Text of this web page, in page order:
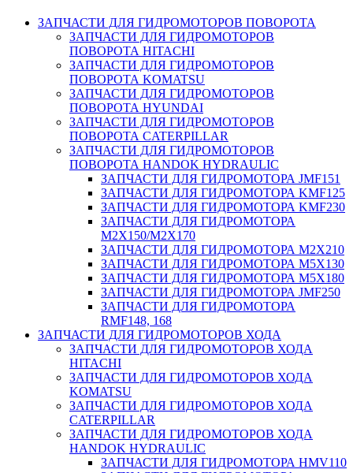
ЗАПЧАСТИ ДЛЯ ГИДРОМОТОРОВ ПОВОРОТА
ЗАПЧАСТИ ДЛЯ ГИДРОМОТОРОВ
ПОВОРОТА HITACHI
ЗАПЧАСТИ ДЛЯ ГИДРОМОТОРОВ
ПОВОРОТА KOMATSU
ЗАПЧАСТИ ДЛЯ ГИДРОМОТОРОВ
ПОВОРОТА HYUNDAI
ЗАПЧАСТИ ДЛЯ ГИДРОМОТОРОВ
ПОВОРОТА CATERPILLAR
ЗАПЧАСТИ ДЛЯ ГИДРОМОТОРОВ
ПОВОРОТА HANDOK HYDRAULIC
ЗАПЧАСТИ ДЛЯ ГИДРОМОТОРА JMF151
ЗАПЧАСТИ ДЛЯ ГИДРОМОТОРА KMF125
ЗАПЧАСТИ ДЛЯ ГИДРОМОТОРА KMF230
ЗАПЧАСТИ ДЛЯ ГИДРОМОТОРА
M2X150/M2X170
ЗАПЧАСТИ ДЛЯ ГИДРОМОТОРА M2X210
ЗАПЧАСТИ ДЛЯ ГИДРОМОТОРА M5X130
ЗАПЧАСТИ ДЛЯ ГИДРОМОТОРА M5X180
ЗАПЧАСТИ ДЛЯ ГИДРОМОТОРА JMF250
ЗАПЧАСТИ ДЛЯ ГИДРОМОТОРА
RMF148, 168
ЗАПЧАСТИ ДЛЯ ГИДРОМОТОРОВ ХОДА
ЗАПЧАСТИ ДЛЯ ГИДРОМОТОРОВ ХОДА
HITACHI
ЗАПЧАСТИ ДЛЯ ГИДРОМОТОРОВ ХОДА
KOMATSU
ЗАПЧАСТИ ДЛЯ ГИДРОМОТОРОВ ХОДА
CATERPILLAR
ЗАПЧАСТИ ДЛЯ ГИДРОМОТОРОВ ХОДА
HANDOK HYDRAULIC
ЗАПЧАСТИ ДЛЯ ГИДРОМОТОРА HMV110